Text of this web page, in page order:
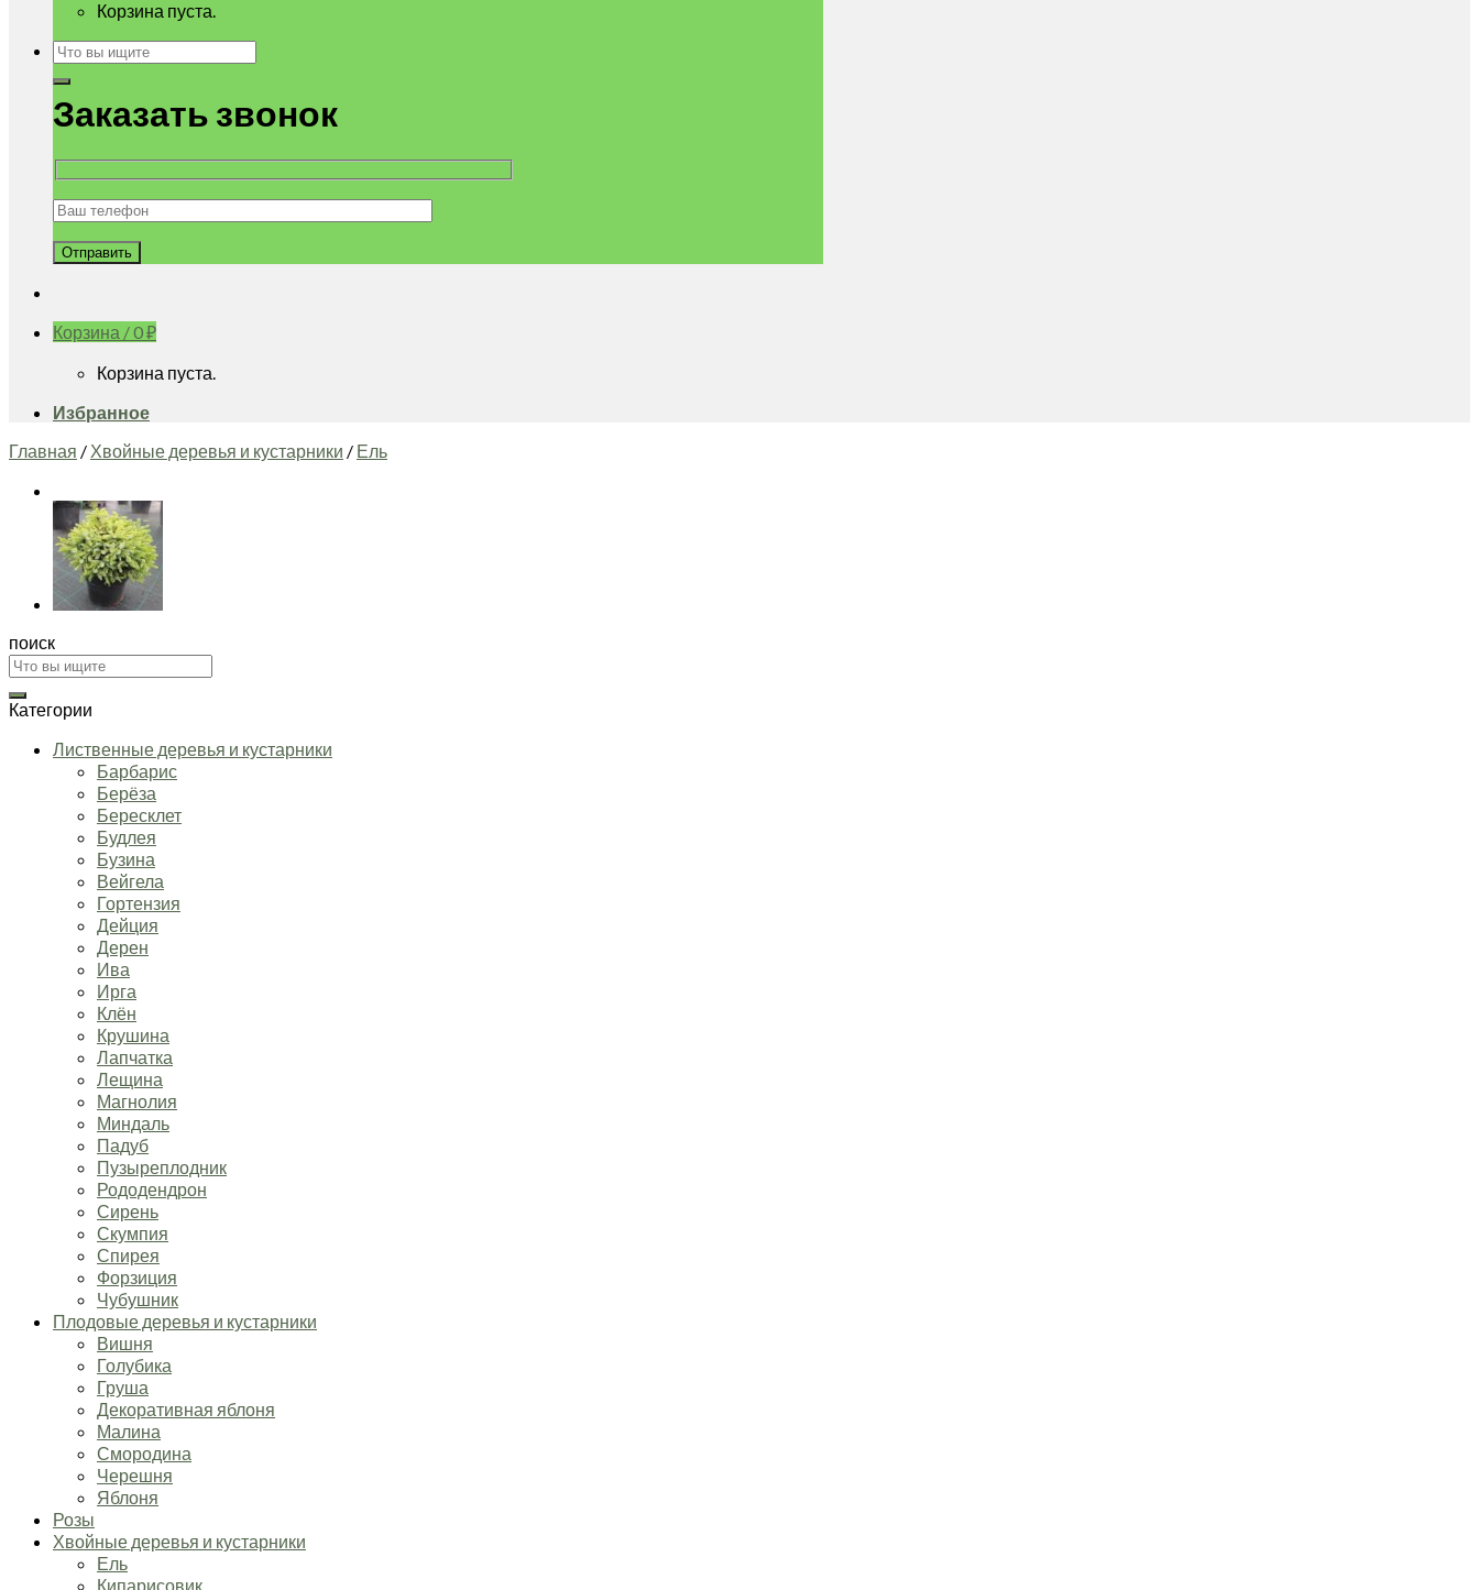
Корзина пуста.
Искать:
Заказать звонок
Корзина /0₽
Корзина пуста.
Избранное
Главная / Хвойные деревья и кустарники / Ель
поиск
Искать:
Категории
Лиственные деревья и кустарники
Барбарис
Берёза
Бересклет
Будлея
Бузина
Вейгела
Гортензия
Дейция
Дерен
Ива
Ирга
Клён
Крушина
Лапчатка
Лещина
Магнолия
Миндаль
Падуб
Пузыреплодник
Рододендрон
Сирень
Скумпия
Спирея
Форзиция
Чубушник
Плодовые деревья и кустарники
Вишня
Голубика
Груша
Декоративная яблоня
Малина
Смородина
Черешня
Яблоня
Розы
Хвойные деревья и кустарники
Ель
Кипарисовик